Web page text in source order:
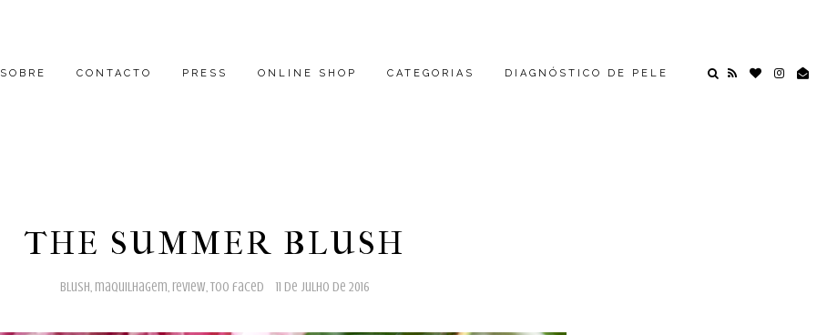
SOBRE CONTACTO PRESS ONLINE SHOP CATEGORIAS DIAGNÓSTICO DE PELE
THE SUMMER BLUSH
blush, maquilhagem, review,too faced 11 de julho de 2016